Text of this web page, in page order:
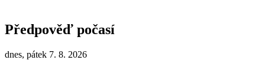
Předpověď počasí
dnes, pátek 7. 8. 2026